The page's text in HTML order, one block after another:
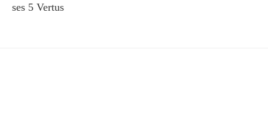
ses 5 Vertus